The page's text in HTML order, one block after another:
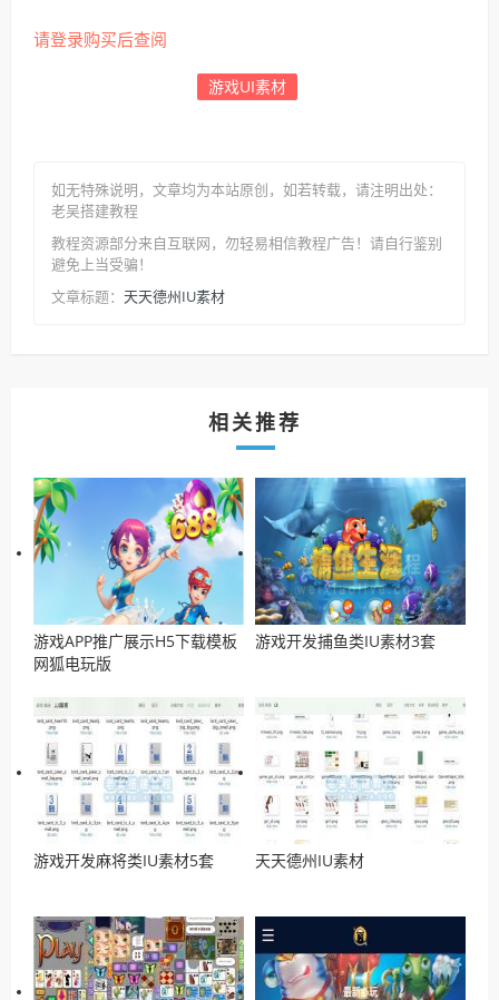
请登录购买后查阅
游戏UI素材
如无特殊说明，文章均为本站原创 ，如若转载，请注明出处：
老吴搭建教程
教程资源部分来自互联网，勿轻易相信教程广告！请自行鉴别
避免上当受骗！
文章标题： 天天德州IU素材
相关推荐
游戏APP推广展示H5下载模板
网狐电玩版
游戏开发捕鱼类IU素材3套
游戏开发麻将类IU素材5套 天天德州IU素材